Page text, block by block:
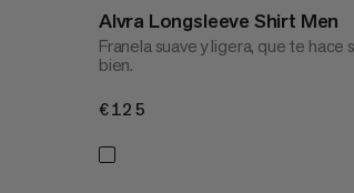
Alvra Longsleeve Shirt Men
Franela suave y ligera, que te hace
bien.
€125